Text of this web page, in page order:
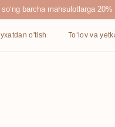
mahsulotlarga 20% chegirma
To‘lov va yetkazib berish